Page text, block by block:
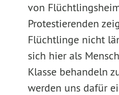
von
Protestierenden
Flüchtlinge nicht
sich hier als
Klasse behandeln
werden uns dafür